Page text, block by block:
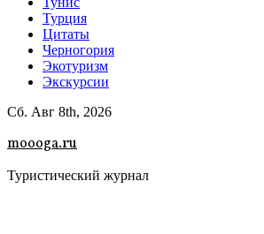
Турция
Цитаты
Черногория
Экотуризм
Экскурсии
Сб. Авг 8th, 2026
moooga.ru
Туристический журнал